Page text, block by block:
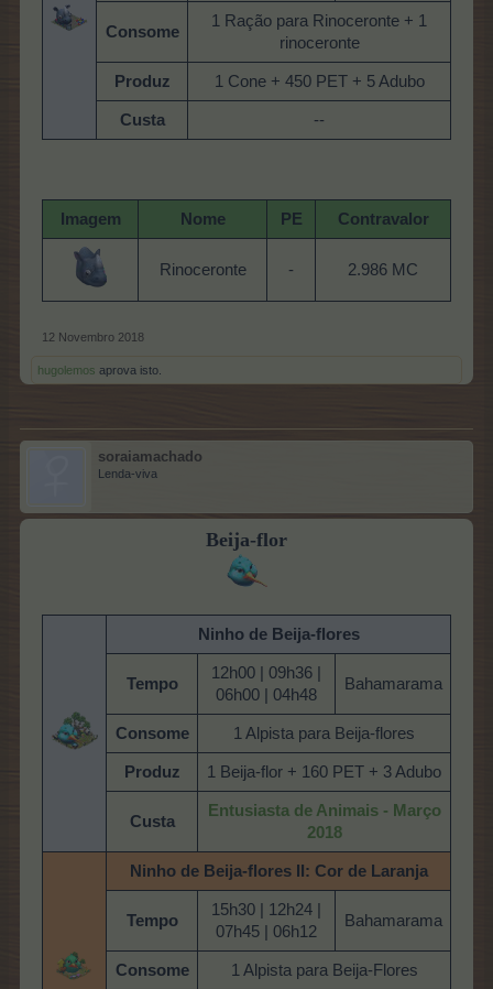
Consome
1 Ração para Rinoceronte + 1
rinoceronte
Produz 1 Cone + 450 PET + 5 Adubo
Custa --
Imagem Nome PE Contravalor
Rinoceronte - 2.986 MC
12 Novembro 2018
hugolemos aprova isto.
soraiamachado
Lenda-viva
Beija-flor
Ninho de Beija-flores
Tempo
12h00 | 09h36 |
06h00 | 04h48
Bahamarama
Consome 1 Alpista para Beija-flores
Produz 1 Beija-flor + 160 PET + 3 Adubo
Custa
Entusiasta de Animais - Março
2018
Ninho de Beija-flores II: Cor de Laranja
Tempo
15h30 | 12h24 |
07h45 | 06h12
Bahamarama
Consome 1 Alpista para Beija-Flores